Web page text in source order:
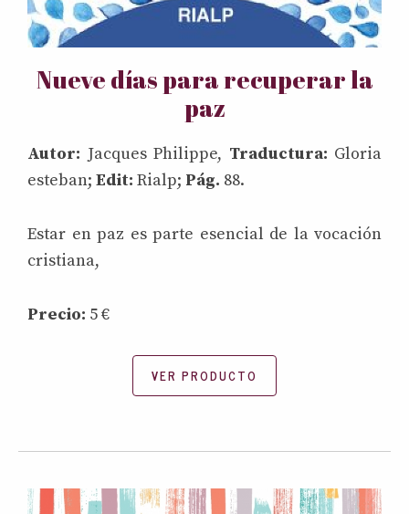
Nueve días para recuperar la
paz
Autor: Jacques Philippe, Traductura: Gloria
esteban; Edit: Rialp; Pág. 88.
Estar en paz es parte esencial de la vocación
cristiana,
Precio: 5 €
VER PRODUCTO